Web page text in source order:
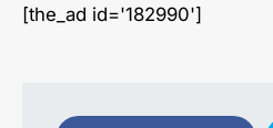
[the_ad id='182990']